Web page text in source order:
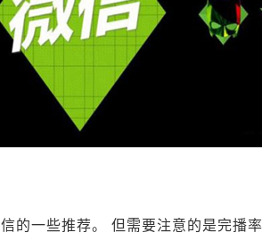
的一些推荐。 但需要注意的是完播